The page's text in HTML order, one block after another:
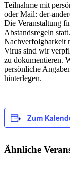
Teilnahme mit
oder Mail: der-
Die Veranstaltung
Abstandsregeln
Nachverfolgbarkeit
Virus sind wir
zu dokumentieren.
persönliche
hinterlegen.
Zum
Ähnliche